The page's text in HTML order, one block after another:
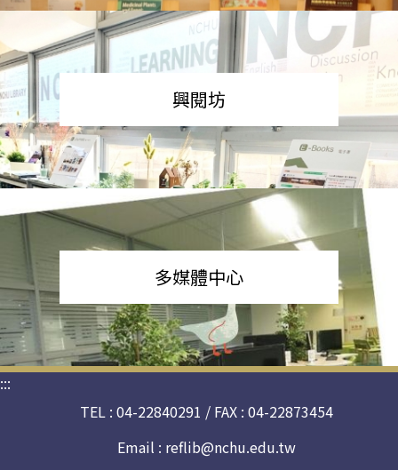
興閱坊
多媒體中心
:::
TEL : 04-22840291 / FAX : 04-22873454
Email : reflib@nchu.edu.tw